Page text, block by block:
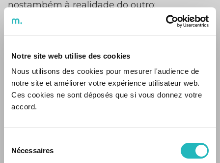
Notre site web utilise des cookies
Nous utilisons des cookies pour mesurer l'audience de
notre site et améliorer votre expérience utilisateur web.
Ces cookies ne sont déposés que si vous donnez votre
accord.
Nécessaires
nostambém à realidade do outro;
- Não podemoscontrolar as respostas do
candidato durante o decorrer da entrevista
maspodemos controlar a forma como nos
preparamos antecipadamente;
- Não podemostrabalhar no escritório mas
podemos planear momentos de forma digital
para quepossamos disfrutar da companhia
uns dos outros; Num mundo onde a
pandemia tomouas rédeas do nosso dia-a-dia
a tecnologia desbravou terreno e ganha